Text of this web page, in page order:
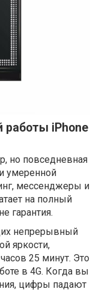
работы iPhone
но повседневная
умеренной
мессенджеры и
на полный
гарантия.
непрерывный
яркости,
25 минут. Это
в 4G. Когда вы
цифры падают